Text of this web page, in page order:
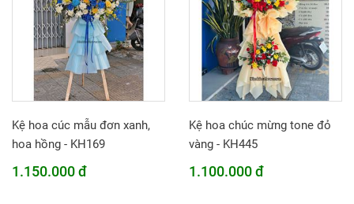
Kệ hoa cúc mẫu đơn xanh,
hoa hồng - KH169
1.150.000 đ
Kệ hoa chúc mừng tone đỏ
vàng - KH445
1.100.000 đ